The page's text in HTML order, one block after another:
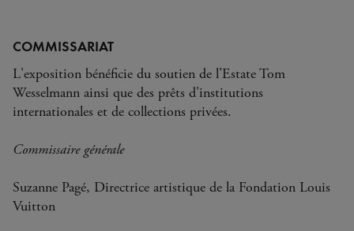
COMMISSARIAT
L'exposition bénéficie du soutien de l'Estate Tom
Wesselmann ainsi que des prêts d'institutions
internationales et de collections privées.
Commissaire générale
Suzanne Pagé, Directrice artistique de la Fondation Louis
Vuitton